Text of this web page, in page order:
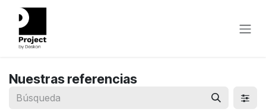
Ir al contenido
Nuestras referencias